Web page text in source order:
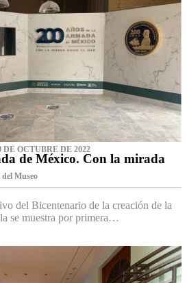
DE OCTUBRE DE 2022
de México. Con la mirada
del Museo‌
del Bicentenario de la creación de la
se muestra por primera…